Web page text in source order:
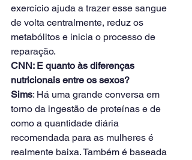
exercício ajuda a trazer esse sangue
de volta centralmente, reduz os
metabólitos e inicia o processo de
reparação.
CNN: E quanto às diferenças
nutricionais entre os sexos?
Sims: Há uma grande conversa em
torno da ingestão de proteínas e de
como a quantidade diária
recomendada para as mulheres é
realmente baixa. Também é baseada